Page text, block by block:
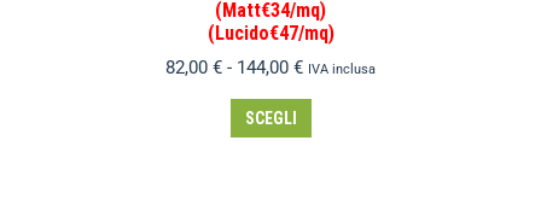
(Matt€34/mq)
(Lucido€47/mq)
82,00 € - 144,00 € IVA inclusa
SCEGLI